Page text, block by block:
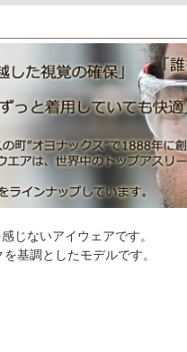
じないアイウェアです。
基調としたモデルです。